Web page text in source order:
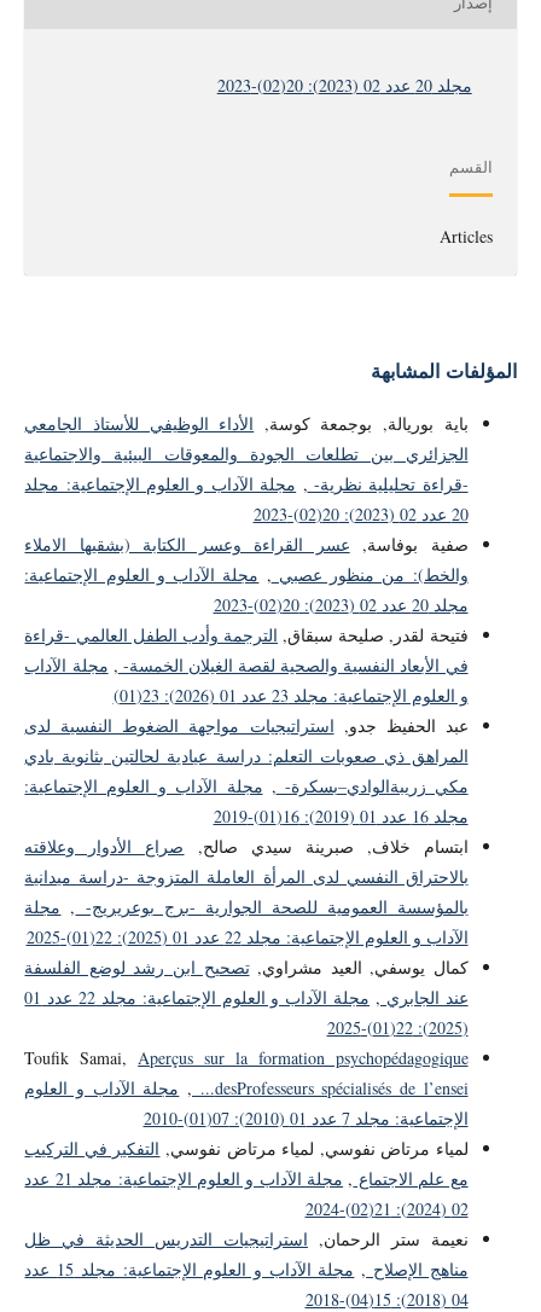
مجلد 20 عدد 02 (2023): 20(02)-2023
القسم
Articles
المؤلفات المشابهة
باية بوريالة, بوجمعة كوسة, الأداء الوظيفي للأستاذ الجامعي
الجزائري بين تطلعات الجودة والمعوقات البيئية والاجتماعية
-قراءة تحليلية نظرية- , مجلة الآداب و العلوم الإجتماعية: مجلد
20 عدد 02 (2023): 20(02)-2023
صفية بوفاسة, عسر القراءة وعسر الكتابة (بشقيها الاملاء
والخط): من منظور عصبي , مجلة الآداب و العلوم الإجتماعية:
مجلد 20 عدد 02 (2023): 20(02)-2023
فتيحة لقدر, صليحة سبقاق, الترجمة وأدب الطفل العالمي -قراءة
في الأبعاد النفسية والصحية لقصة الغيلان الخمسة- , مجلة الآداب
و العلوم الإجتماعية: مجلد 23 عدد 01 (2026): 23(01)
عبد الحفيظ جدو, استراتيجيات مواجهة الضغوط النفسية لدى
المراهق ذي صعوبات التعلم: دراسة عيادية لحالتين بثانوية بادي
مكي زريبةالوادي–بسكرة- , مجلة الآداب و العلوم الإجتماعية:
مجلد 16 عدد 01 (2019): 16(01)-2019
ابتسام خلاف, صبرينة سيدي صالح, صراع الأدوار وعلاقته
بالاحتراق النفسي لدى المرأة العاملة المتزوجة -دراسة ميدانية
بالمؤسسة العمومية للصحة الجوارية -برج بوعريريج- , مجلة
الآداب و العلوم الإجتماعية: مجلد 22 عدد 01 (2025): 22(01)-2025
كمال يوسفي, العيد مشراوي,تصحيح ابن رشد لوضع الفلسفة
عند الجابري ,
مجلة الآداب و العلوم الإجتماعية: مجلد 22 عدد 01
(2025): 22(01)-2025
Toufik Samai, Aperçus sur la formation psychopédagogique
desProfesseurs spécialisés de l’ensei...
, مجلة الآداب و العلوم
الإجتماعية: مجلد 7 عدد 01 (2010): 07(01)-2010
لمياء مرتاض نفوسي, لمياء مرتاض نفوسي, التفكير في التركيب
مع علم الاجتماع ,
مجلة الآداب و العلوم الإجتماعية: مجلد 21 عدد
02 (2024): 21(02)-2024
نعيمة ستر الرحمان, استراتيجيات التدريس الحديثة في ظل
مناهج الإصلاح ,
مجلة الآداب و العلوم الإجتماعية: مجلد 15 عدد
04 (2018): 15(04)-2018